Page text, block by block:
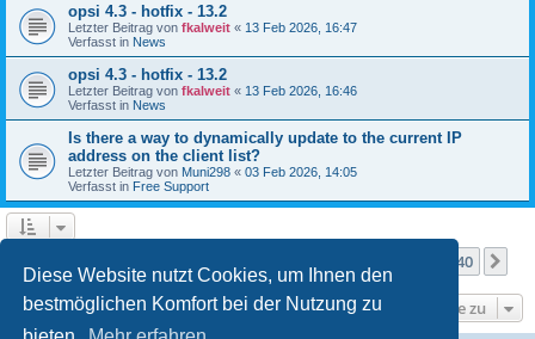
Diese Website nutzt Cookies, um Ihnen den
bestmöglichen Komfort bei der Nutzung zu
opsi 4.3 - hotfix - 13.2
Letzter Beitrag von fkalweit « 13 Feb 2026, 16:47
Verfasst in News
opsi 4.3 - hotfix - 13.2
Letzter Beitrag von fkalweit « 13 Feb 2026, 16:46
Verfasst in News
Is there a way to dynamically update to the current IP
address on the client list?
Letzter Beitrag von Muni298 « 03 Feb 2026, 14:05
Verfasst in Free Support
40
Gehe zu